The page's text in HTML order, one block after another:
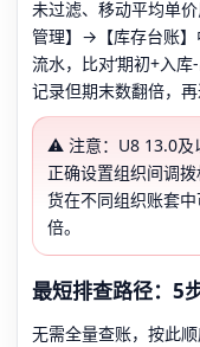
未过滤、移动平均单
管理】→【库存台账】
流水，比对‘期初+入
记录但期末数翻倍，再
⚠️ 注意：U8 13.0及
正确设置组织间调拨
货在不同组织账套
倍。
最短排查路径：5
无需全量查账，按此